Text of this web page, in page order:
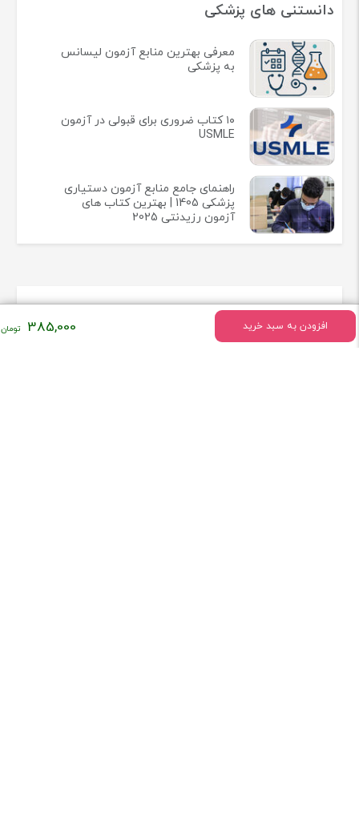
افزودن به سبد خرید 385,000
دانستنی های پزشکی
معرفی بهترین منابع آزمون لیسانس
به پزشکی
۱۰ کتاب ضروری برای قبولی در آزمون
USMLE
راهنمای جامع منابع آزمون دستیاری
پزشکی 1405 | بهترین کتاب های
آزمون رزیدنتی 2025
اطلاعات تماس
میدان انقلاب خیابان وحیدنظری بین خیابان دانشگاه و فخررازی کوچه